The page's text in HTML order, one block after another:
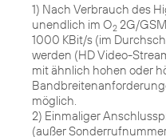
1) Nach Verbrauch des
unendlich im O2 2G/
1000 KBit/s (im
werden (HD Video-
mit ähnlich hohen oder
möglich.
2) Einmaliger
(außer